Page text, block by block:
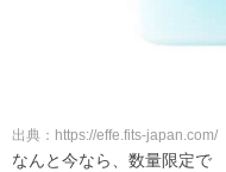
出典：https://effe.fits-japan.com/
なんと今なら、数量限定で